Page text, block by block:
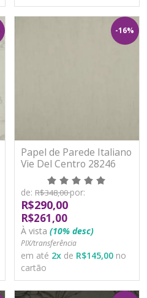
-16%
Papel de Parede Italiano
Vie Del Centro 28246
Vinílico Lavável
de: R$348,00por:
R$290,00
R$261,00
À vista (10% desc)
PIX/transferência
em até 2x de R$145,00 no
cartão